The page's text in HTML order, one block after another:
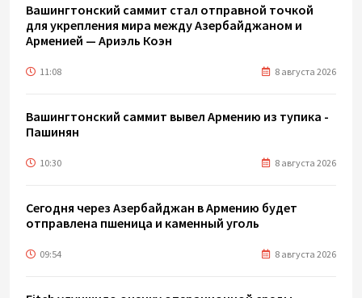
Вашингтонский саммит стал отправной точкой
для укрепления мира между Азербайджаном и
Арменией — Ариэль Коэн
11:08 8 августа 2026
Вашингтонский саммит вывел Армению из тупика -
Пашинян
10:30 8 августа 2026
Сегодня через Азербайджан в Армению будет
отправлена пшеница и каменный уголь
09:54 8 августа 2026